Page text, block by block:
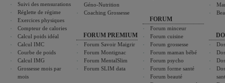
Suivi des mensurations
Réglette de régime
Exercices physiques
Compteur de calories
Calcul poids idéal
Calcul IMC
Courbe de poids
Calcul IMG
Grossesse mois par
mois
Géno-Nutrition
Coaching Grossesse
FORUM PREMIUM
Forum Savoir Maigrir
Forum Montignac
Forum MentalSlim
Forum SLIM data
FORUM
Forum minceur
Forum cuisine
Forum grossesse
Forum maman bébé
Forum psycho
Forum forme santé
Forum beauté